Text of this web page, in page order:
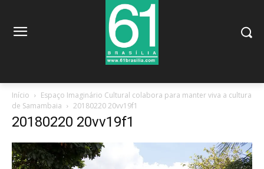
Início
Espaço Imaginário Cultural colabora para manter viva a cultura
de Samambaia
20180220 20vv19f1
20180220 20vv19f1